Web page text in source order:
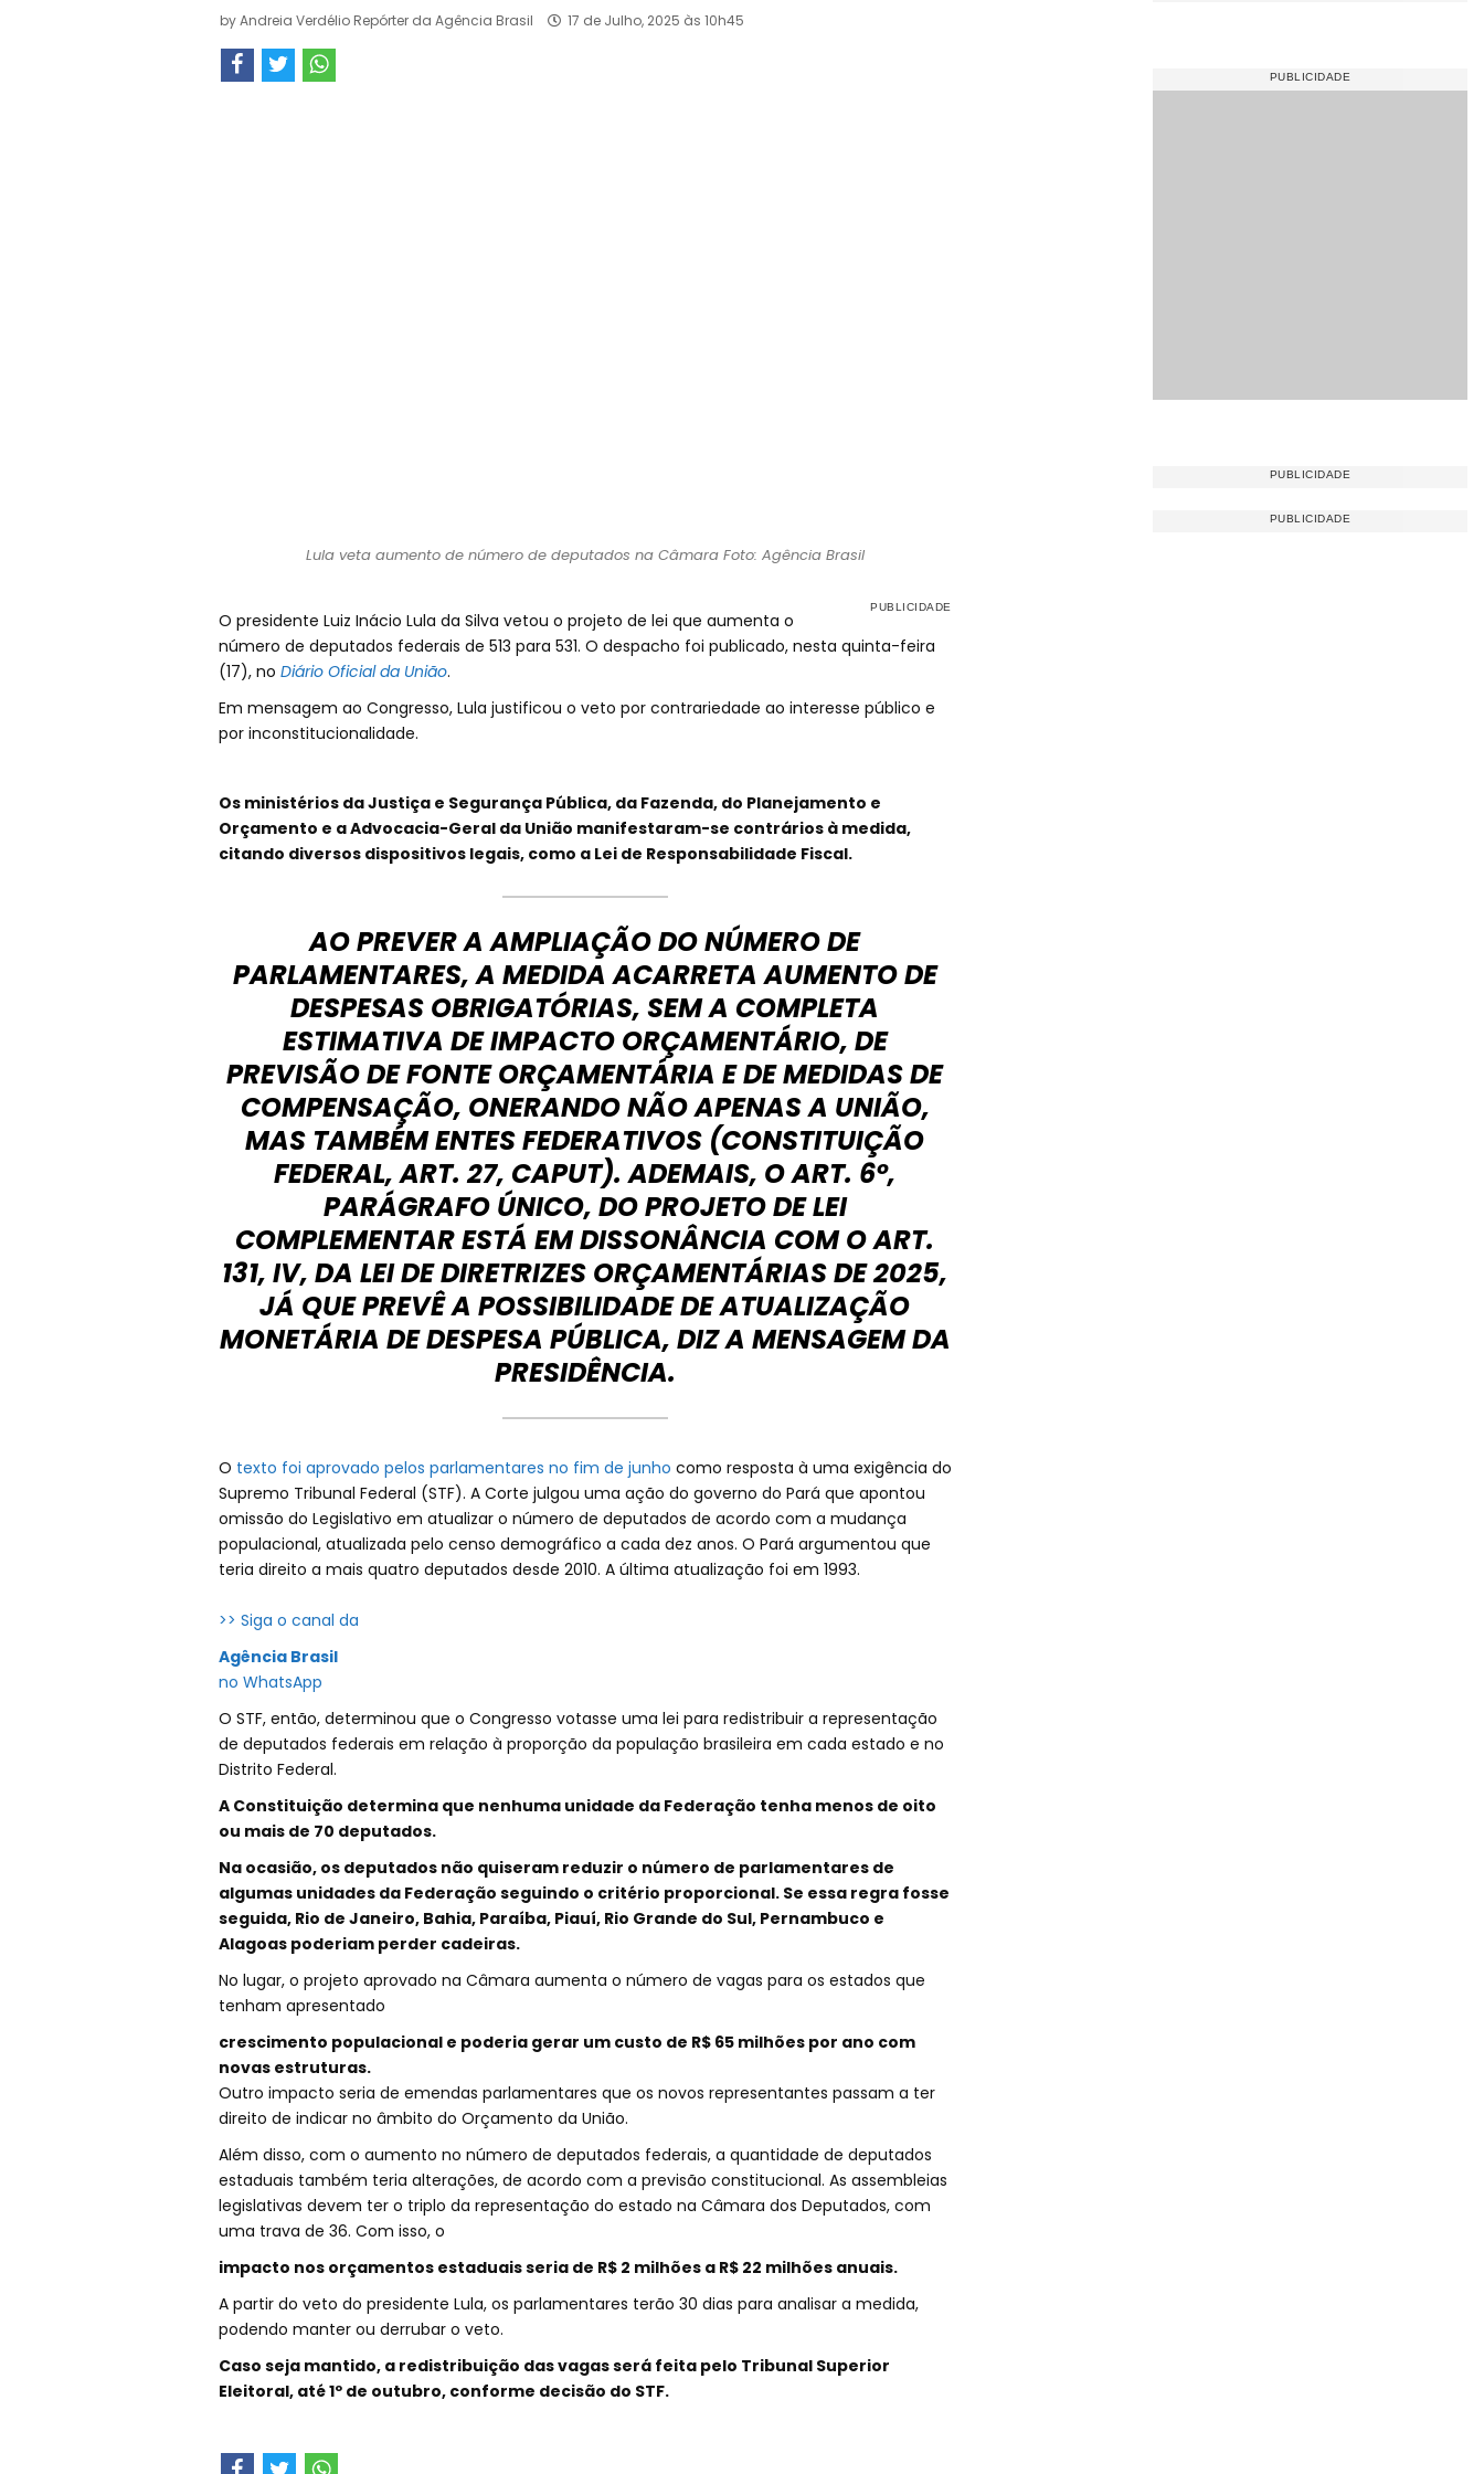
byAndreia Verdélio Repórter da Agência Brasil 17 de Julho, 2025 às 10h45
Lula veta aumento de número de deputados na Câmara Foto: Agência Brasil
O presidente Luiz Inácio Lula da Silva vetou o projeto de lei que aumenta o
número de deputados federais de 513 para 531. O despacho foi publicado, nesta quinta-feira
(17), no Diário Oficial da União.
Em mensagem ao Congresso, Lula justificou o veto por contrariedade ao interesse público e
por inconstitucionalidade.
Os ministérios da Justiça e Segurança Pública, da Fazenda, do Planejamento e
Orçamento e a Advocacia-Geral da União manifestaram-se contrários à medida,
citando diversos dispositivos legais, como a Lei de Responsabilidade Fiscal.
AO PREVER A AMPLIAÇÃO DO NÚMERO DE
PARLAMENTARES, A MEDIDA ACARRETA AUMENTO DE
DESPESAS OBRIGATÓRIAS, SEM A COMPLETA
ESTIMATIVA DE IMPACTO ORÇAMENTÁRIO, DE
PREVISÃO DE FONTE ORÇAMENTÁRIA E DE MEDIDAS DE
COMPENSAÇÃO, ONERANDO NÃO APENAS A UNIÃO,
MAS TAMBÉM ENTES FEDERATIVOS (CONSTITUIÇÃO
FEDERAL, ART. 27, CAPUT). ADEMAIS, O ART. 6º,
PARÁGRAFO ÚNICO, DO PROJETO DE LEI
COMPLEMENTAR ESTÁ EM DISSONÂNCIA COM O ART.
131, IV, DA LEI DE DIRETRIZES ORÇAMENTÁRIAS DE 2025,
JÁ QUE PREVÊ A POSSIBILIDADE DE ATUALIZAÇÃO
MONETÁRIA DE DESPESA PÚBLICA, DIZ A MENSAGEM DA
PRESIDÊNCIA.
O texto foi aprovado pelos parlamentares no fim de junho como resposta à uma exigência do
Supremo Tribunal Federal (STF). A Corte julgou uma ação do governo do Pará que apontou
omissão do Legislativo em atualizar o número de deputados de acordo com a mudança
populacional, atualizada pelo censo demográfico a cada dez anos. O Pará argumentou que
teria direito a mais quatro deputados desde 2010. A última atualização foi em 1993.
>> Siga o canal da
Agência Brasil
no WhatsApp
O STF, então, determinou que o Congresso votasse uma lei para redistribuir a representação
de deputados federais em relação à proporção da população brasileira em cada estado e no
Distrito Federal.
A Constituição determina que nenhuma unidade da Federação tenha menos de oito
ou mais de 70 deputados.
Na ocasião, os deputados não quiseram reduzir o número de parlamentares de
algumas unidades da Federação seguindo o critério proporcional. Se essa regra fosse
seguida, Rio de Janeiro, Bahia, Paraíba, Piauí, Rio Grande do Sul, Pernambuco e
Alagoas poderiam perder cadeiras.
No lugar, o projeto aprovado na Câmara aumenta o número de vagas para os estados que
tenham apresentado
crescimento populacional e poderia gerar um custo de R$ 65 milhões por ano com
novas estruturas.
Outro impacto seria de emendas parlamentares que os novos representantes passam a ter
direito de indicar no âmbito do Orçamento da União.
Além disso, com o aumento no número de deputados federais, a quantidade de deputados
estaduais também teria alterações, de acordo com a previsão constitucional. As assembleias
legislativas devem ter o triplo da representação do estado na Câmara dos Deputados, com
uma trava de 36. Com isso, o
impacto nos orçamentos estaduais seria de R$ 2 milhões a R$ 22 milhões anuais.
A partir do veto do presidente Lula, os parlamentares terão 30 dias para analisar a medida,
podendo manter ou derrubar o veto.
Caso seja mantido, a redistribuição das vagas será feita pelo Tribunal Superior
Eleitoral, até 1º de outubro, conforme decisão do STF.